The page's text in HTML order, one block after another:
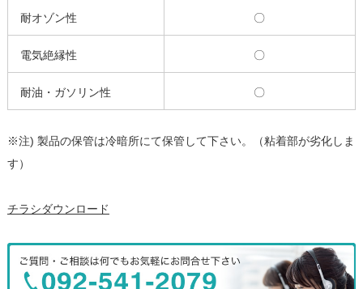
耐オゾン性 〇
電気絶縁性 〇
耐油・ガソリン性 〇
※注) 製品の保管は冷暗所にて保管して下さい。（粘着部が劣化しま
す）
チラシダウンロード